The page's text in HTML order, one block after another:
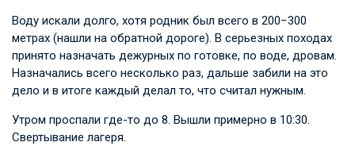
Воду искали долго, хотя родник был всего в 200−300
метрах (нашли на обратной дороге). В серьезных походах
принято назначать дежурных по готовке, по воде, дровам.
Назначались всего несколько раз, дальше забили на это
дело и в итоге каждый делал то, что считал нужным.
Утром проспали где-то до 8. Вышли примерно в 10:30.
Свертывание лагеря.